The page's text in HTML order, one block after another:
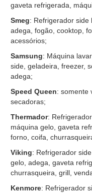
gaveta refrigerada,
Smeg: Refrigerador side
adega, fogão, cooktop,
acessórios;
Samsung: Máquina
side, geladeira, freezer,
adega;
Speed Queen: somente
secadoras;
Thermador:
máquina gelo, gaveta
forno, coifa,
Viking: Refrigerador
gelo, adega, gaveta
churrasqueira, grill,
Kenmore: Refrigerador